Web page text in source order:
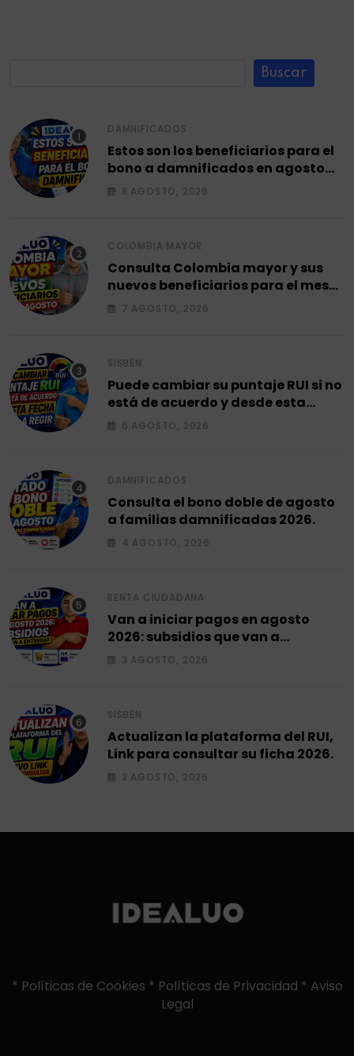
Buscar
DAMNIFICADOS
Estos son los beneficiarios para el
bono a damnificados en agosto
2026.
8 AGOSTO, 2026
COLOMBIA MAYOR
Consulta Colombia mayor y sus
nuevos beneficiarios para el mes
de agosto 2026.
7 AGOSTO, 2026
SISBÉN
Puede cambiar su puntaje RUI si no
está de acuerdo y desde esta
fecha empieza a regir en el 2026.
6 AGOSTO, 2026
DAMNIFICADOS
Consulta el bono doble de agosto
a familias damnificadas 2026.
4 AGOSTO, 2026
RENTA CIUDADANA
Van a iniciar pagos en agosto
2026: subsidios que van a
entregar.
3 AGOSTO, 2026
SISBÉN
Actualizan la plataforma del RUI,
Link para consultar su ficha 2026.
2 AGOSTO, 2026
* Políticas de Cookies * Políticas de Privacidad * Aviso
Legal